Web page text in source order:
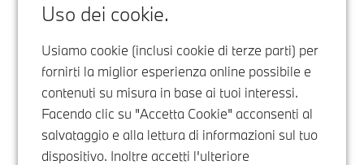
Uso dei cookie.
Usiamo cookie (inclusi cookie di terze parti) per
fornirti la miglior esperienza online possibile e
contenuti su misura in base ai tuoi interessi.
Facendo clic su "Accetta Cookie" acconsenti al
salvataggio e alla lettura di informazioni sul tuo
dispositivo. Inoltre accetti l'ulteriore